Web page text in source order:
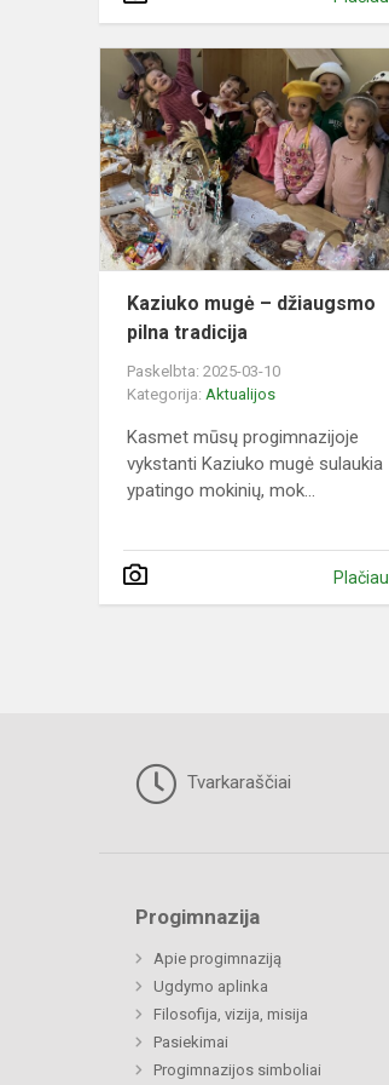
Kaziuko mugė – džiaugsmo
pilna tradicija
Paskelbta: 2025-03-10
Kategorija: Aktualijos
Kasmet mūsų progimnazijoje
vykstanti Kaziuko mugė sulaukia
ypatingo mokinių, mok...
Plačiau
Tvarkaraščiai
Progimnazija
Apie progimnaziją
Ugdymo aplinka
Filosofija, vizija, misija
Pasiekimai
Progimnazijos simboliai